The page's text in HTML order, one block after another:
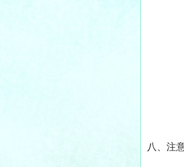
八、 注